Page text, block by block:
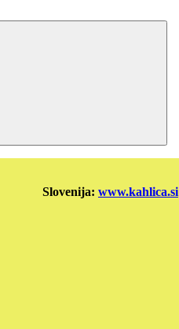
www.kahlica.si